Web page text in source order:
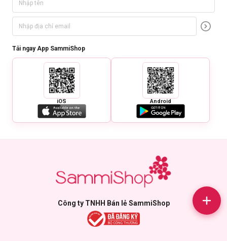
Tải ngay App SammiShop
iOS Android
Công ty TNHH Bán lẻ SammiShop